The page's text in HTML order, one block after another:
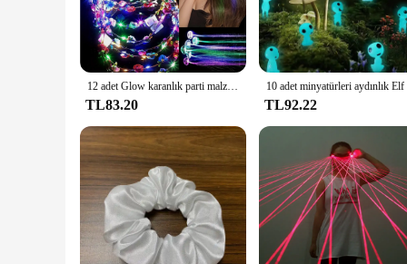
12 adet Glow karanlık parti malzemeleri 4 adet LED çiçek taç bantlar + 8 adet LED ışık Up Fiber optik saç tokalarım klip
TL83.20 TL92.22